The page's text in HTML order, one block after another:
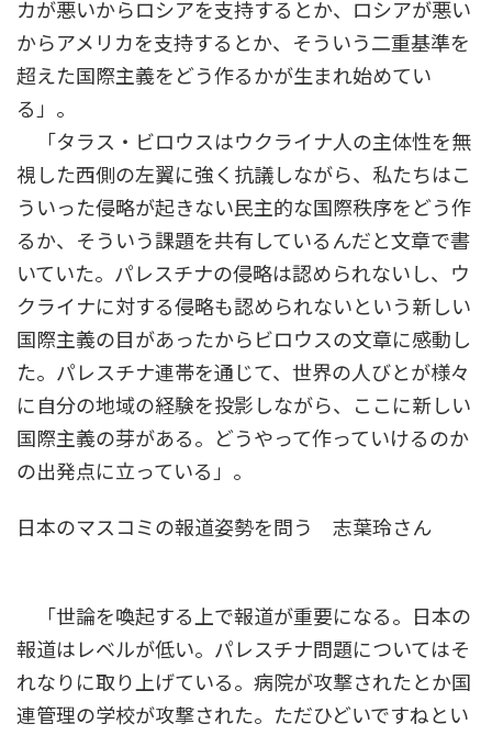
カが悪いからロシアを支持するとか、ロシアが悪い
からアメリカを支持するとか、そういう二重基準を
超えた国際主義をどう作るかが生まれ始めてい
る」。
「タラス・ビロウスはウクライナ人の主体性を無
視した西側の左翼に強く抗議しながら、私たちはこ
ういった侵略が起きない民主的な国際秩序をどう作
るか、そういう課題を共有しているんだと文章で書
いていた。パレスチナの侵略は認められないし、ウ
クライナに対する侵略も認められないという新しい
国際主義の目があったからビロウスの文章に感動し
た。パレスチナ連帯を通じて、世界の人びとが様々
に自分の地域の経験を投影しながら、ここに新しい
国際主義の芽がある。どうやって作っていけるのか
の出発点に立っている」。
日本のマスコミの報道姿勢を問う 志葉玲さん
「世論を喚起する上で報道が重要になる。日本の
報道はレベルが低い。パレスチナ問題についてはそ
れなりに取り上げている。病院が攻撃されたとか国
連管理の学校が攻撃された。ただひどいですねとい